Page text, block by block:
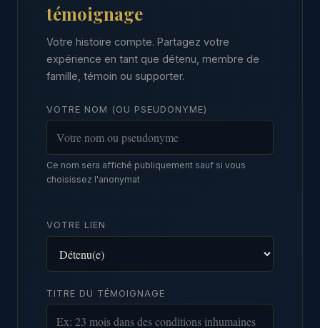
témoignage
Votre histoire compte. Partagez votre
expérience en tant que détenu, membre de
famille, témoin ou supporter.
VOTRE NOM (OU PSEUDONYME)
Ce nom sera affiché publiquement sauf si vous
choisissez l'anonymat
VOTRE LIEN
TITRE DU TÉMOIGNAGE